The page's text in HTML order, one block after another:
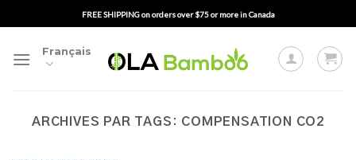
au
contenu
FREE SHIPPING on orders over $75 or more in Canada
Français
ARCHIVES PAR TAGS: COMPENSATION CO2